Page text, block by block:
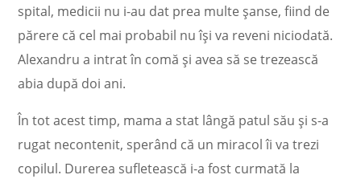
spital, medicii nu i-au dat prea multe șanse, fiind de
părere că cel mai probabil nu își va reveni niciodată.
Alexandru a intrat în comă și avea să se trezească
abia după doi ani.
În tot acest timp, mama a stat lângă patul său și s-a
rugat necontenit, sperând că un miracol îi va trezi
copilul. Durerea sufletească i-a fost curmată la